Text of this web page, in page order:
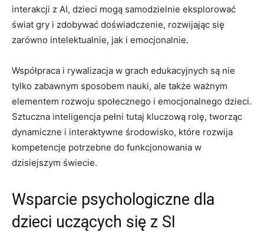
interakcji z ‌AI, dzieci mogą samodzielnie eksplorować⁢
świat gry i zdobywać‌ doświadczenie, rozwijając się
zarówno intelektualnie, jak i emocjonalnie.
Współpraca i rywalizacja w grach edukacyjnych​ są nie
tylko zabawnym ⁤sposobem nauki,⁤ ale także ważnym
elementem ​rozwoju społecznego i emocjonalnego dzieci.
Sztuczna inteligencja pełni⁢ tutaj kluczową rolę, tworząc
dynamiczne​ i‌ interaktywne ⁤środowisko, które ​rozwija
kompetencje potrzebne do funkcjonowania w
dzisiejszym świecie.
Wsparcie psychologiczne dla
dzieci uczących ‌się z SI